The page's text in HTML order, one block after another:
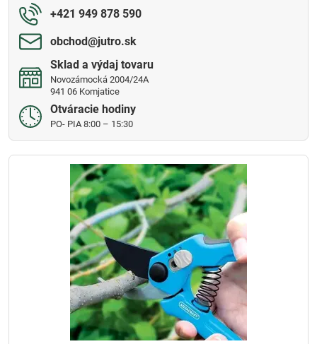
+421 949 878 590
obchod​@jutro​.sk
Sklad a výdaj tovaru
Novozámocká 2004/24A
941 06 Komjatice
Otváracie hodiny
PO- PIA 8:00 – 15:30